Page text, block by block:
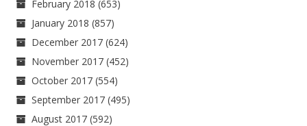
February 2018 (653)
January 2018 (857)
December 2017 (624)
November 2017 (452)
October 2017 (554)
September 2017 (495)
August 2017 (592)